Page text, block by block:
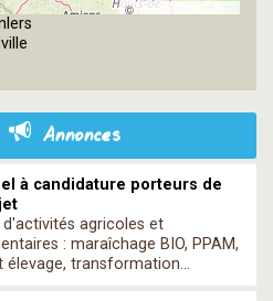
©
Annonces
à candidature porteurs de
agricoles et
: maraîchage BIO, PPAM,
élevage, transformation...